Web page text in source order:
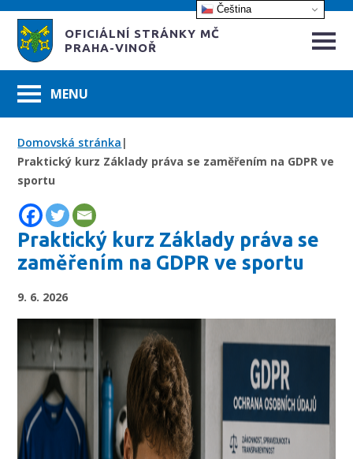
OFICIÁLNÍ STRÁNKY MČ
PRAHA-VINOŘ
Domovská stránka |
Praktický kurz Základy práva se zaměřením na GDPR ve
sportu
Praktický kurz Základy práva se
zaměřením na GDPR ve sportu
9. 6. 2026
Čeština‎